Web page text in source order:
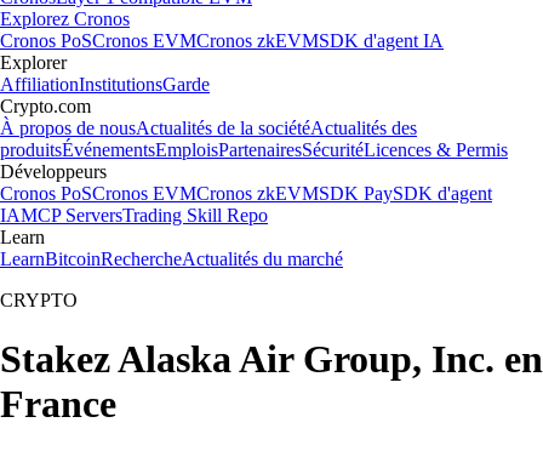
Explorez Cronos
Cronos PoSCronos EVMCronos zkEVMSDK d'agent IA
Explorer
AffiliationInstitutionsGarde
Crypto.com
À propos de nousActualités de la sociétéActualités des
produitsÉvénementsEmploisPartenairesSécuritéLicences & Permis
Développeurs
Cronos PoSCronos EVMCronos zkEVMSDK PaySDK d'agent
IAMCP ServersTrading Skill Repo
Learn
LearnBitcoinRechercheActualités du marché
CRYPTO
Stakez Alaska Air Group, Inc. en
France